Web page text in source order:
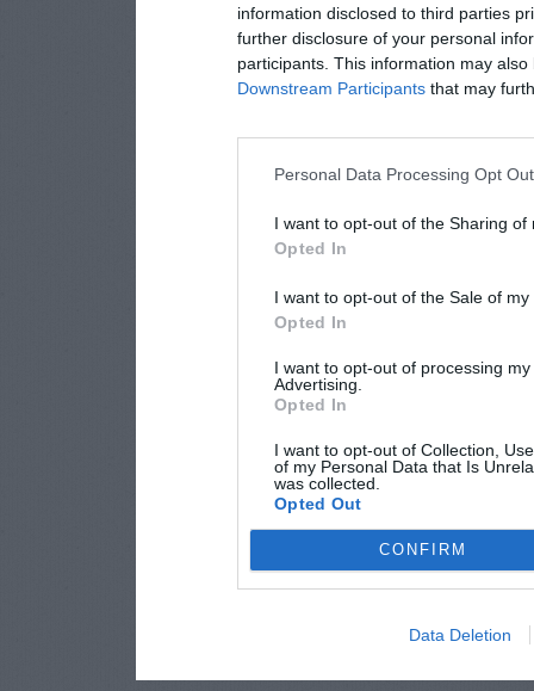
information disclosed to third parties
further disclosure of your personal
participants. This information may
Downstream Participants that may
Personal Data Processing Opt
I want to opt-out of the Sharing of
Opted In
I want to opt-out of the Sale of
Opted In
I want to opt-out of processing
Advertising.
Opted In
I want to opt-out of Collection,
of my Personal Data that Is
was collected.
Opted Out
CONFIRM
Data Deletion